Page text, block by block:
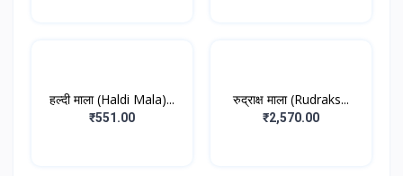
हल्दी माला (Haldi Mala)...
₹551.00
रुद्राक्ष माला (Rudraks...
₹2,570.00